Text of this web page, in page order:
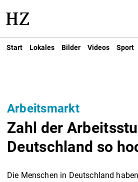
Start Lokales Bilder Videos Sport
Arbeitsmarkt
Zahl der
Deutschland so
Die Menschen in Deutschland